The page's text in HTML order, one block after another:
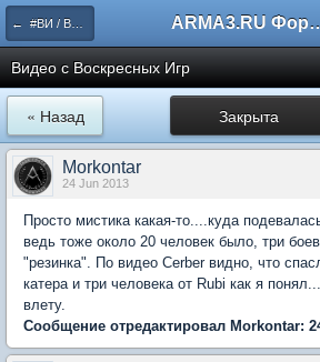
← #ВИ / Воскресные игры
Видео с Воскресных Игр
Закрыта
« Назад
Morkontar
24 Jun 2013
Просто мистика какая-то....куда
ведь тоже около 20 человек было, три
"резинка". По видео Cerber видно, что
катера и три человека от Rubi как я
влету.
Сообщение отредактировал Morkontar: